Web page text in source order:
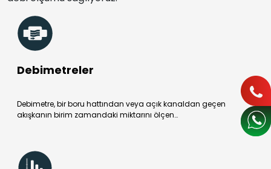
Debimetreler
Debimetre, bir boru hattından veya açık kanaldan geçen
akışkanın birim zamandaki miktarını ölçen…